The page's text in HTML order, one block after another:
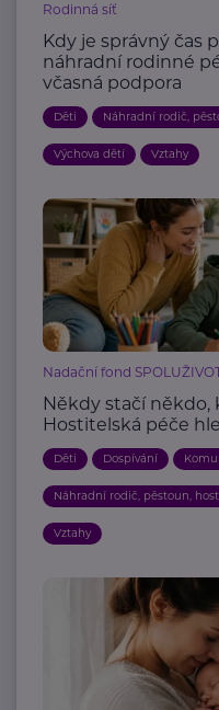
Rodinná síť
Kdy je správný čas
náhradní rodinné
včasná podpora
Děti Náhradní rodič,
Výchova dětí Vztahy
Nadační fond
Někdy stačí někdo,
Hostitelská péče
Děti Dospívání
Náhradní rodič, pěstoun,
Vztahy